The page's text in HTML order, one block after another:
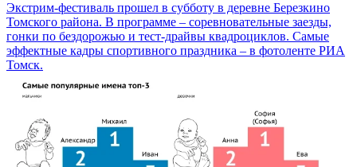
Экстрим-фестиваль прошел в субботу в деревне Березкино
Томского района. В программе – соревновательные заезды,
гонки по бездорожью и тест-драйвы квадроциклов. Самые
эффектные кадры спортивного праздника – в фотоленте РИА
Томск.